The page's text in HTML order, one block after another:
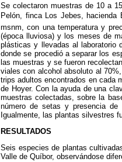
Se colectaron muestras de 10 a
Pelón, finca Los Jebes, hacienda
msnm, con una temperatura y
(época lluviosa) y los meses de
plásticas y llevadas al laboratorio
donde se procedió a separar los
las muestras y se fueron
viales con alcohol absoluto al
trips adultos encontrados en cada
de Hoyer. Con la ayuda de una
muestras colectadas, sobre la
número de setas y presencia
Igualmente, las plantas silvestres
RESULTADOS
Seis especies de plantas
Valle de Quíbor, observándose